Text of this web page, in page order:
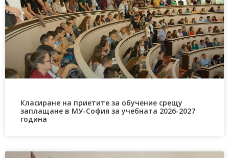
Класиране на приетите за обучение срещу
заплащане в МУ-София за учебната 2026-2027
година